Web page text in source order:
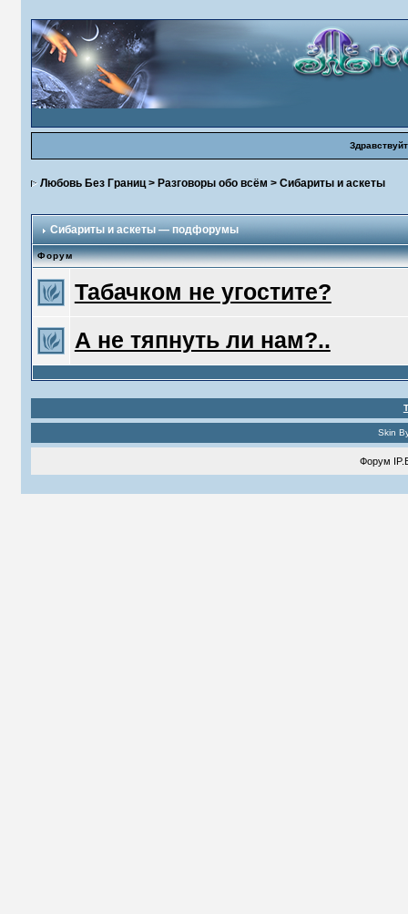
Любовь Без Границ> Разговоры обо всём > Сибариты и аскеты
Сибариты и аскеты — подфорумы
Форум
Табачком не угостите?
А не тяпнуть ли нам?..
Skin
Форум